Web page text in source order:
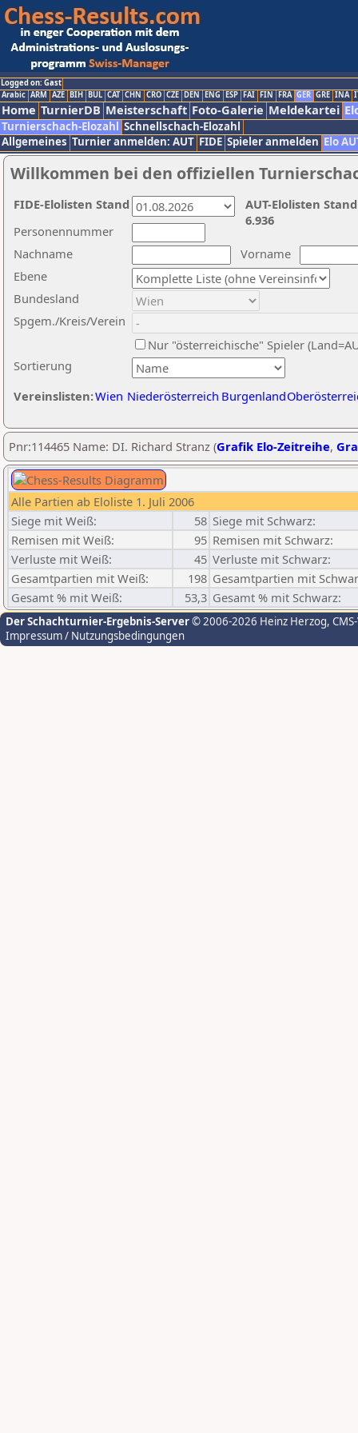
Logged on: Gast
Arabic ARM AZE BIH BUL CAT CHN CRO CZE DEN ENG ESP FAI FIN FRA GER GRE INA
Home TurnierDB Meisterschaft Foto-Galerie Meldekartei
Turnierschach-Elozahl Schnellschach-Elozahl
Allgemeines Turnier anmelden: AUT FIDE Spieler anmelden Elo
Willkommen bei den offiziellen
Nachname
Vorname
Ebene
Sortierung
Personennummer
Bundesland
Spgem./Kreis/Verein
Nur "österreichische" Spieler
Vereinslisten:Wien Niederösterreich Burgenland
AUT-Elolisten
6.936
FIDE-Elolisten Stand
Pnr:114465 Name: DI. Richard Stranz (Grafik Elo-Zeitreihe,
Alle Partien ab Eloliste 1. Juli 2006
Siege mit Weiß:
58 Siege mit Schwarz:
Remisen mit Weiß:
95 Remisen mit Schwarz:
Verluste mit Weiß:
45 Verluste mit Schwarz:
Gesamtpartien mit Weiß:
198 Gesamtpartien mit
Gesamt % mit Weiß:
53,3 Gesamt % mit Schwarz:
Der Schachturnier-Ergebnis-Server© 2006-2026 Heinz Herzog,
Impressum / Nutzungsbedingungen